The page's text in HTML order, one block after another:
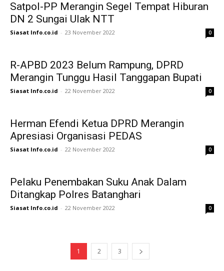
Satpol-PP Merangin Segel Tempat Hiburan
DN 2 Sungai Ulak NTT
Siasat Info.co.id - 23 November 2022 0
R-APBD 2023 Belum Rampung, DPRD
Merangin Tunggu Hasil Tanggapan Bupati
Siasat Info.co.id - 22 November 2022 0
Herman Efendi Ketua DPRD Merangin
Apresiasi Organisasi PEDAS
Siasat Info.co.id - 22 November 2022 0
Pelaku Penembakan Suku Anak Dalam
Ditangkap Polres Batanghari
Siasat Info.co.id - 22 November 2022 0
1 2 3